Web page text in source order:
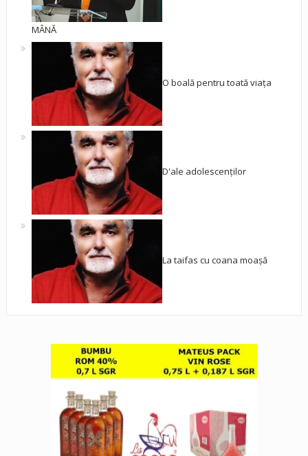
MÂNĂ
O boală pentru toată viața
D'ale adolescenților
La taifas cu coana moașă